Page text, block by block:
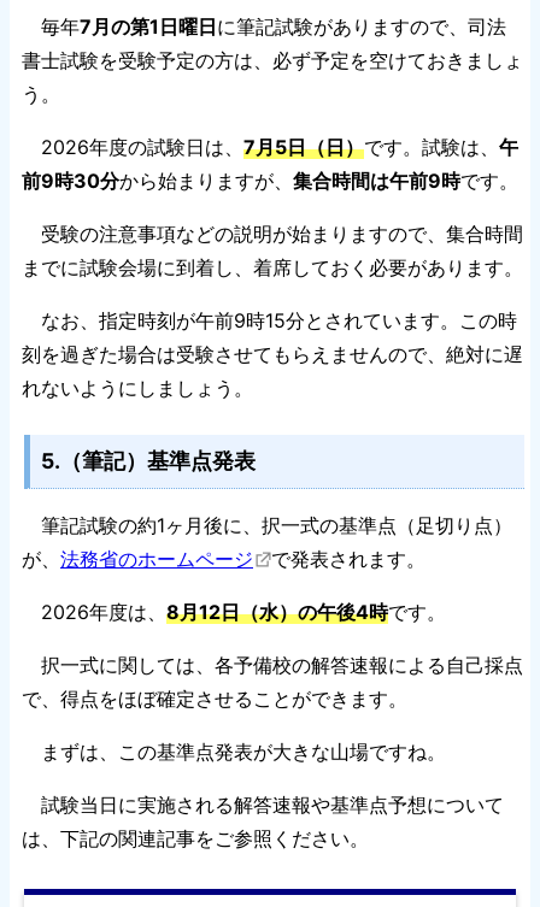
毎年7月の第1日曜日に筆記試験がありますので、司法
書士試験を受験予定の方は、必ず予定を空けておきましょ
う。
2026年度の試験日は、 7月5日（日）です。試験は、 午
前9時30分から始まりますが、 集合時間は午前9時です。
受験の注意事項などの説明が始まりますので、集合時間
までに試験会場に到着し、着席しておく必要があります。
なお、指定時刻が午前9時15分とされています。この時
刻を過ぎた場合は受験させてもらえませんので、絶対に遅
れないようにしましょう。
5.（筆記）基準点発表
筆記試験の約1ヶ月後に、択一式の基準点（足切り点）
が、 法務省のホームページ で発表されます。
2026年度は、 8月12日（水）の午後4時です。
択一式に関しては、各予備校の解答速報による自己採点
で、得点をほぼ確定させることができます。
まずは、この基準点発表が大きな山場ですね。
試験当日に実施される解答速報や基準点予想について
は、下記の関連記事をご参照ください。